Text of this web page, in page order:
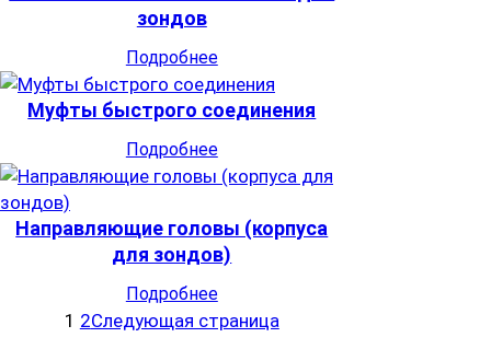
зондов
Подробнее
Муфты быстрого соединения
Подробнее
Направляющие головы (корпуса
для зондов)
Подробнее
1 2Следующая страница